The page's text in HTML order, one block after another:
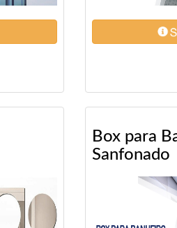
Box para
Sanfonado